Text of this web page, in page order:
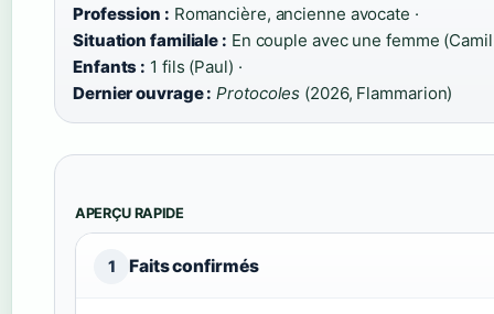
Profession : Romancière, ancienne avocate ·
Situation familiale : En couple avec une femme
Enfants : 1 fils (Paul) ·
Dernier ouvrage : Protocoles (2026, Flammarion)
APERÇU RAPIDE
1 Faits confirmés